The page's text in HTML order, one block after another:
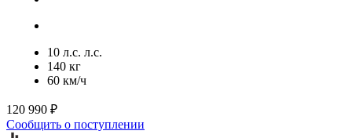
10 л.с. л.с.
140 кг
60 км/ч
120 990 ₽
Сообщить о поступлении